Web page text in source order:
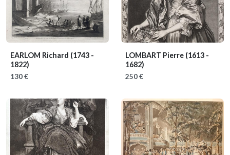
EARLOM Richard (1743 -
1822)
130 €
LOMBART Pierre (1613 -
1682)
250 €